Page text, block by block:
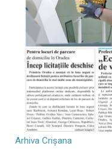
Arhiva Crișana